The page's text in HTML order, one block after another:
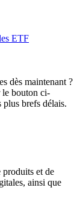
ETF
dès maintenant ?
le bouton ci-
plus brefs délais.
et de
ainsi que